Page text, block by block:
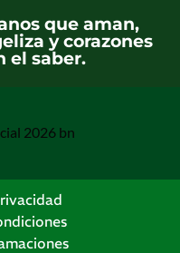
que aman,
y corazones
el saber.